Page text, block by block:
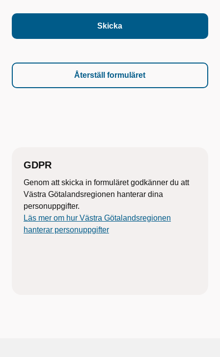
Skicka
GDPR
Genom att skicka in formuläret godkänner du att
Västra Götalandsregionen hanterar dina
personuppgifter.
Läs mer om hur Västra Götalandsregionen
hanterar personuppgifter